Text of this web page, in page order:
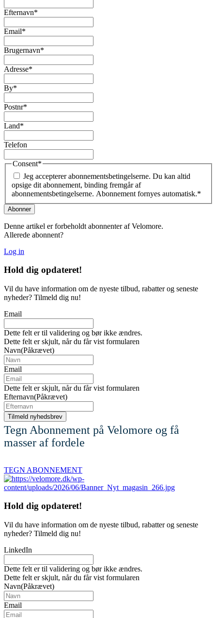
Efternavn*
Email*
Brugernavn*
Adresse*
By*
Postnr*
Land*
Telefon
Consent*
Jeg accepterer abonnementsbetingelserne. Du kan altid
opsige dit abonnement, binding fremgår af
abonnementsbetingelserne. Abonnement fornyes automatisk.*
Denne artikel er forbeholdt abonnenter af Velomore.
Allerede abonnent?
Log in
Hold dig opdateret!
Vil du have information om de nyeste tilbud, rabatter og seneste
nyheder? Tilmeld dig nu!
Email
Dette felt er til validering og bør ikke ændres.
Dette felt er skjult, når du får vist formularen
Navn(Påkrævet)
Email
Dette felt er skjult, når du får vist formularen
Efternavn(Påkrævet)
Tegn Abonnement på Velomore og få
masser af fordele
TEGN ABONNEMENT
Hold dig opdateret!
Vil du have information om de nyeste tilbud, rabatter og seneste
nyheder? Tilmeld dig nu!
LinkedIn
Dette felt er til validering og bør ikke ændres.
Dette felt er skjult, når du får vist formularen
Navn(Påkrævet)
Email